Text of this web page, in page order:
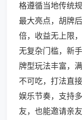
格遵循当地传统
最大亮点，胡牌
倍，收益无上限
无复杂门槛，新
牌型玩法丰富，
不可吃，打法直
娱乐节奏，支持
友，也能邀请亲